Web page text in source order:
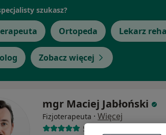
szukasz?
Ortopeda Lekarz
Zobacz więcej
mgr Maciej Jabłoński
Fizjoterapeuta · Więcej
54 opinie